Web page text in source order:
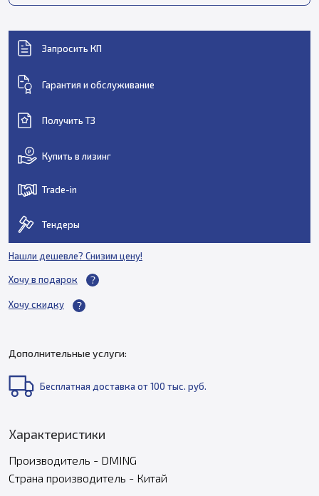
Запросить КП
Гарантия и обслуживание
Получить ТЗ
Купить в лизинг
Trade-in
Тендеры
Нашли дешевле? Снизим цену!
Хочу в подарок
Хочу скидку
Дополнительные услуги:
Бесплатная доставка от 100 тыс. руб.
Характеристики
Производитель - DMING
Страна производитель - Китай